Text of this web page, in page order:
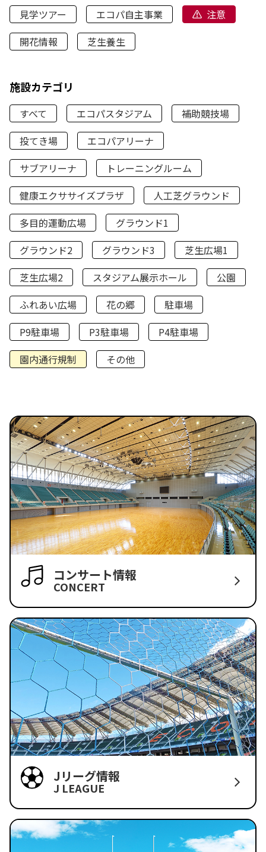
見学ツアー
エコパ自主事業
注意
開花情報
芝生養生
施設カテゴリ
すべて エコパスタジアム
補助競技場
投てき場
エコパアリーナ
サブアリーナ
トレーニングルーム
健康エクササイズプラザ
人工芝グラウンド
多目的運動広場
グラウンド1
グラウンド2
グラウンド3
芝生広場1
芝生広場2
スタジアム展示ホール
公園
ふれあい広場
花の郷
駐車場
P9駐車場
P3駐車場
P4駐車場
園内通行規制
その他
コンサート情報
CONCERT
Jリーグ情報
J LEAGUE